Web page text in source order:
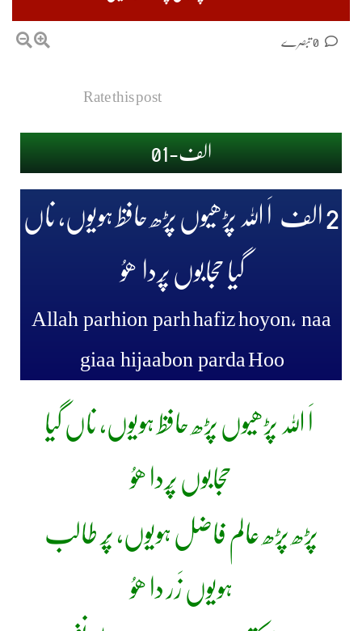
Rate this post
الف-01
2 الف اَ ﷲ پڑھیوں پڑھ حافظ ہویوں، ناں
گیا حجابوں پَردا ھوُ
Allah parhion parh hafiz hoyon, naa
giaa hijaabon parda Hoo
اَ ﷲ پڑھیوں پڑھ حافظ ہویوں، ناں گیا
حجابوں پَردا ھوُ
پڑھ پڑھ عالم فاضل ہویوں، پَر طالب
ہویوں زَر دا ھوُ